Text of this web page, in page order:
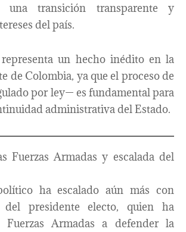
una transición transparente y
del país.
un hecho inédito en la
de Colombia, ya que el proceso de
por ley— es fundamental para
administrativa del Estado.
Fuerzas Armadas y escalada del
ha escalado aún más con
del presidente electo, quien ha
Armadas a defender la